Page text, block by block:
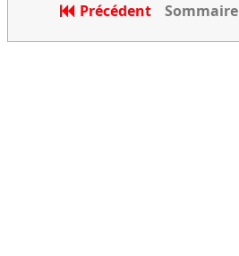
Précédent Sommaire